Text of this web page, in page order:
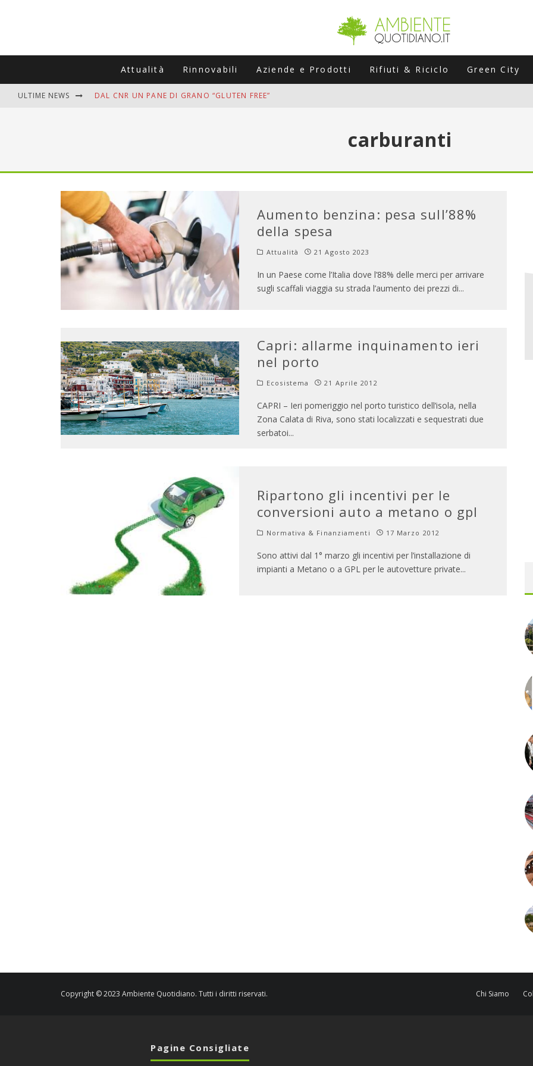
Attualità Rinnovabili Aziende e Prodotti Rifiuti & Riciclo Green City
ULTIME NEWS DAL CNR UN PANE DI GRANO “GLUTEN FREE”
MUTTI ASSUME A OLIVETO CITRA 400 COLLABORATORI STAGIONALI
ADDIO BOLLETTE SALATE? LA NUOVA FRONTIERA DEL FOTOVOLTAICO "PLUG & PLAY" CHE STA
carburanti
Aumento benzina: pesa sull’88%
della spesa
Attualità 21 Agosto 2023
In un Paese come l’Italia dove l’88% delle merci per arrivare
sugli scaffali viaggia su strada l’aumento dei prezzi di...
Capri: allarme inquinamento ieri
nel porto
Ecosistema 21 Aprile 2012
CAPRI – Ieri pomeriggio nel porto turistico dell’isola, nella
Zona Calata di Riva, sono stati localizzati e sequestrati due
serbatoi...
Ripartono gli incentivi per le
conversioni auto a metano o gpl
Normativa & Finanziamenti 17 Marzo 2012
Sono attivi dal 1° marzo gli incentivi per l’installazione di
impianti a Metano o a GPL per le autovetture private...
Copyright © 2023 Ambiente Quotidiano. Tutti i diritti riservati. Chi Siamo
Pagine Consigliate